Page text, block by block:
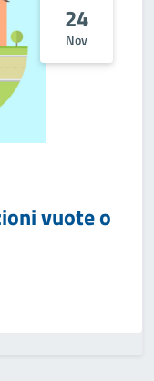
24
Nov
vuote o